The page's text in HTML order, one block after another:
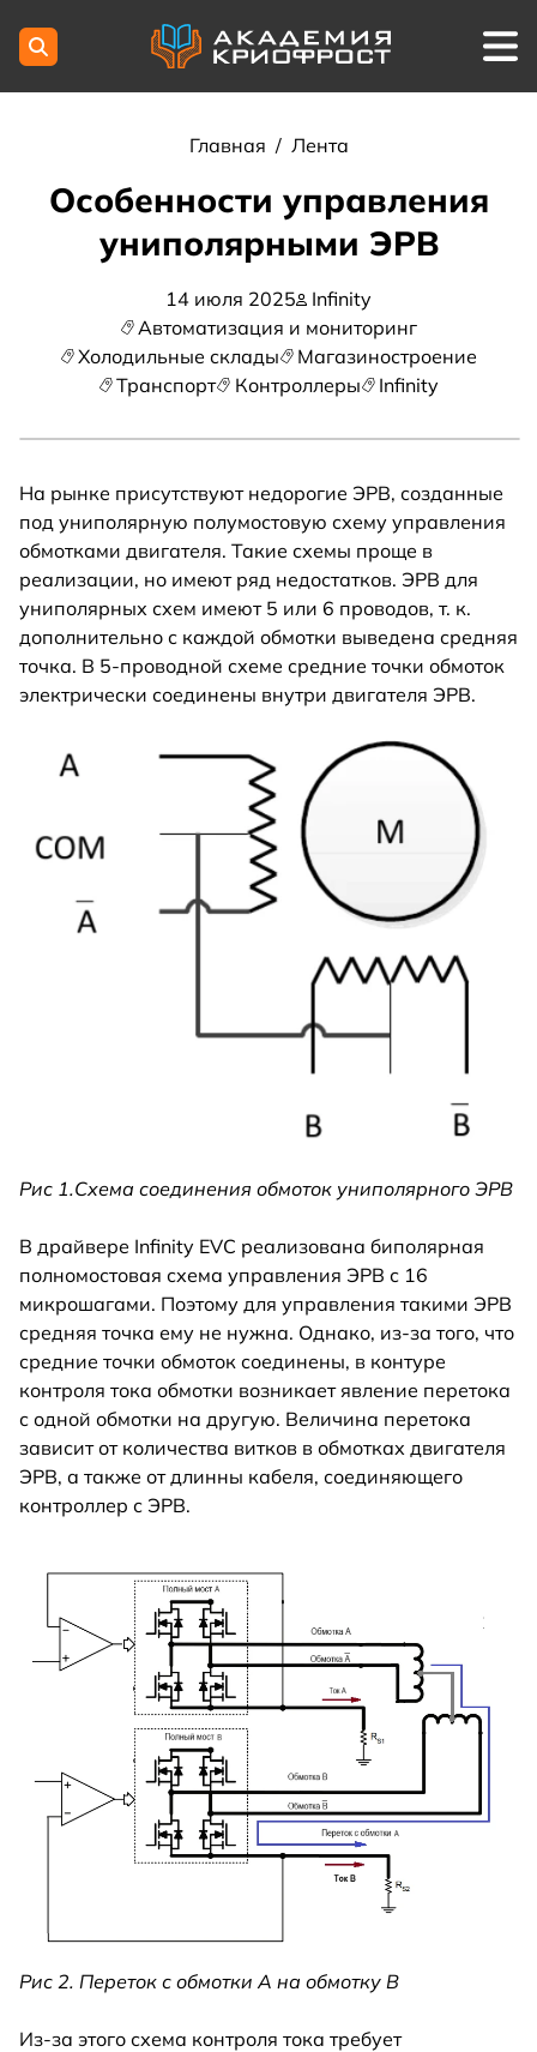
Главная / Лента
Особенности управления
униполярными ЭРВ
14 июля 2025
Infinity
Автоматизация и мониторинг
Холодильные склады
Магазиностроение
Транспорт
Контроллеры Infinity
На рынке присутствуют недорогие ЭРВ, созданные
под униполярную полумостовую схему управления
обмотками двигателя. Такие схемы проще в
реализации, но имеют ряд недостатков. ЭРВ для
униполярных схем имеют 5 или 6 проводов, т. к.
дополнительно с каждой обмотки выведена средняя
точка. В 5-проводной схеме средние точки обмоток
электрически соединены внутри двигателя ЭРВ.
Рис 1.Схема соединения обмоток униполярного ЭРВ
В драйвере Infinity EVC реализована биполярная
полномостовая схема управления ЭРВ с 16
микрошагами. Поэтому для управления такими ЭРВ
средняя точка ему не нужна. Однако, из-за того, что
средние точки обмоток соединены, в контуре
контроля тока обмотки возникает явление перетока
с одной обмотки на другую. Величина перетока
зависит от количества витков в обмотках двигателя
ЭРВ, а также от длинны кабеля, соединяющего
контроллер с ЭРВ.
Рис 2. Переток с обмотки А на обмотку B
Из-за этого схема контроля тока требует